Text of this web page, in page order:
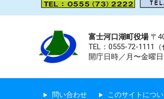
富士河口湖町役場〒
TEL：0555-72-1111
開庁日時／月〜金曜
問い合わせ このサイトにつ